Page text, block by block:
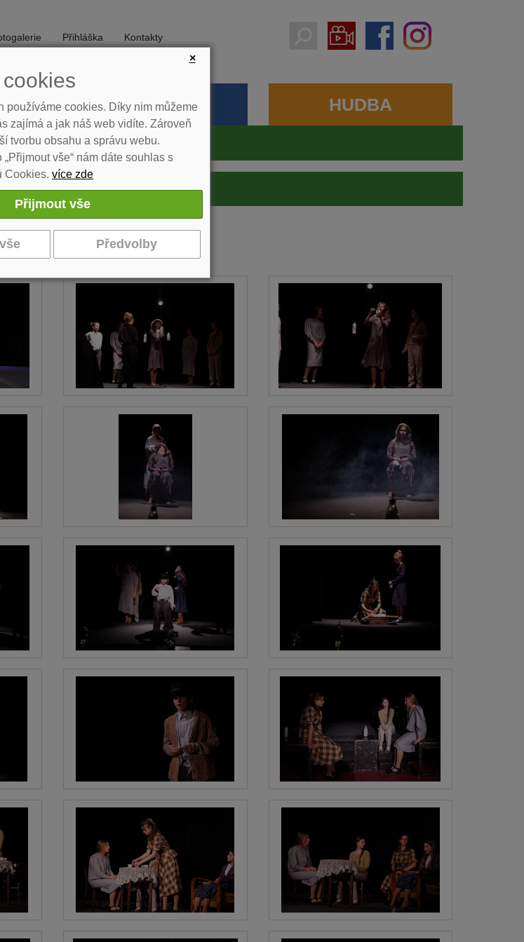
Přihláška Kontakty
Program Jesličky Program k tisku
TANEC HUDBA
×
používáme cookies. Díky nim můžeme
zajímá a jak náš web vidíte. Zároveň
tvorbu obsahu a správu webu.
vše“ nám dáte souhlas s
Cookies. více zde